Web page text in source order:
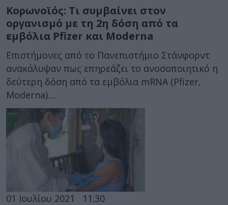
Κορωνοϊός: Τι συμβαίνει στον
οργανισμό με τη 2η δόση από τα
εμβόλια Pfizer και Moderna
Επιστήμονες από το Πανεπιστήμιο Στάνφορντ
ανακάλυψαν πως επηρεάζει το ανοσοποιητικό η
δεύτερη δόση από τα εμβόλια mRNA (Pfizer,
Moderna)....
01 Ιουλίου 2021 11:30